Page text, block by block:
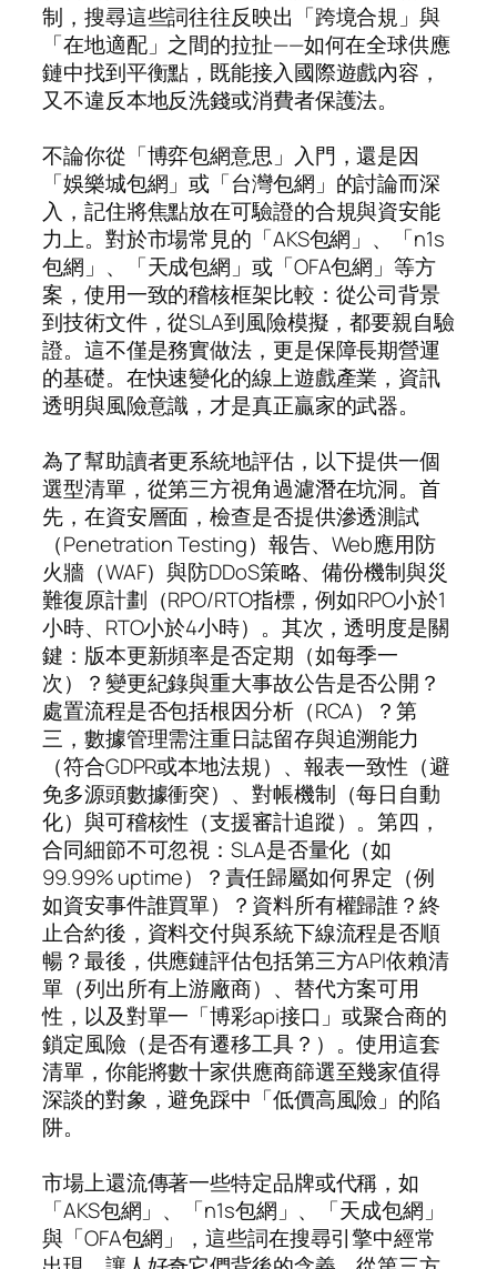
制，搜尋這些詞往往反映出「跨境合規」與
「在地適配」之間的拉扯——如何在全球供應
鏈中找到平衡點，既能接入國際遊戲內容，
又不違反本地反洗錢或消費者保護法。
不論你從「博弈包網意思」入門，還是因
「娛樂城包網」或「台灣包網」的討論而深
入，記住將焦點放在可驗證的合規與資安能
力上。對於市場常見的「AKS包網」、「n1s
包網」、「天成包網」或「OFA包網」等方
案，使用一致的稽核框架比較：從公司背景
到技術文件，從SLA到風險模擬，都要親自驗
證。這不僅是務實做法，更是保障長期營運
的基礎。在快速變化的線上遊戲產業，資訊
透明與風險意識，才是真正贏家的武器。
為了幫助讀者更系統地評估，以下提供一個
選型清單，從第三方視角過濾潛在坑洞。首
先，在資安層面，檢查是否提供滲透測試
（Penetration Testing）報告、Web應用防
火牆（WAF）與防DDoS策略、備份機制與災
難復原計劃（RPO/RTO指標，例如RPO小於1
小時、RTO小於4小時）。其次，透明度是關
鍵：版本更新頻率是否定期（如每季一
次）？變更紀錄與重大事故公告是否公開？
處置流程是否包括根因分析（RCA）？第
三，數據管理需注重日誌留存與追溯能力
（符合GDPR或本地法規）、報表一致性（避
免多源頭數據衝突）、對帳機制（每日自動
化）與可稽核性（支援審計追蹤）。第四，
合同細節不可忽視：SLA是否量化（如
99.99% uptime）？責任歸屬如何界定（例
如資安事件誰買單）？資料所有權歸誰？終
止合約後，資料交付與系統下線流程是否順
暢？最後，供應鏈評估包括第三方API依賴清
單（列出所有上游廠商）、替代方案可用
性，以及對單一「博彩api接口」或聚合商的
鎖定風險（是否有遷移工具？）。使用這套
清單，你能將數十家供應商篩選至幾家值得
深談的對象，避免踩中「低價高風險」的陷
阱。
市場上還流傳著一些特定品牌或代稱，如
「AKS包網」、「n1s包網」、「天成包網」
與「OFA包網」，這些詞在搜尋引擎中經常